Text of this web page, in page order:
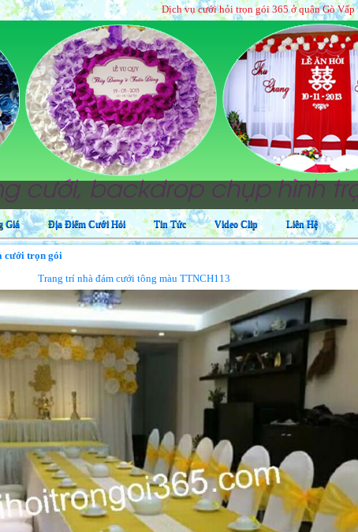
Dịch vụ cưới hỏi trọn gói 365 ở quận Gò Vấp|Địa chỉ
Giá Địa Điểm Cưới Hỏi Tin Tức Video Clip Liên Hệ
cưới trọn gói
Trang trí nhà đám cưới tông màu TTNCH113